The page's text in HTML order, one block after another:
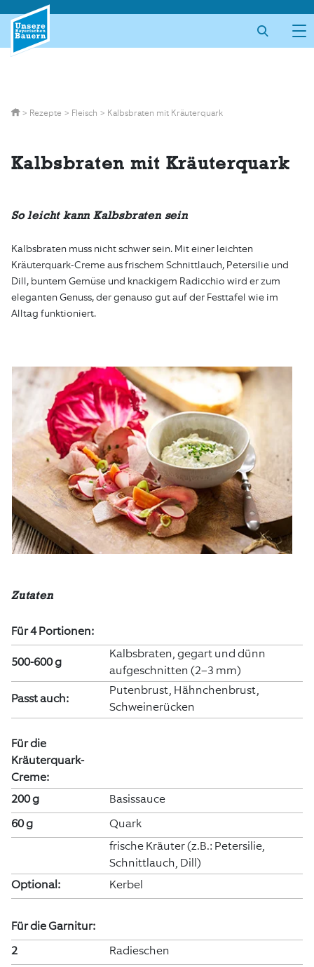
content
> Rezepte > Fleisch > Kalbsbraten mit Kräuterquark
Kalbsbraten mit Kräuterquark
So leicht kann Kalbsbraten sein
Kalbsbraten muss nicht schwer sein. Mit einer leichten
Kräuterquark-Creme aus frischem Schnittlauch, Petersilie und
Dill, buntem Gemüse und knackigem Radicchio wird er zum
eleganten Genuss, der genauso gut auf der Festtafel wie im
Alltag funktioniert.
Zutaten
Für 4 Portionen:
500-600 g
Kalbsbraten, gegart und dünn
aufgeschnitten (2–3 mm)
Passt auch:
Putenbrust, Hähnchenbrust,
Schweinerücken
Für die
Kräuterquark-
Creme:
200 g
Basissauce
60 g
Quark
frische Kräuter (z.B.: Petersilie,
Schnittlauch, Dill)
Optional:
Kerbel
Für die Garnitur:
2
Radieschen